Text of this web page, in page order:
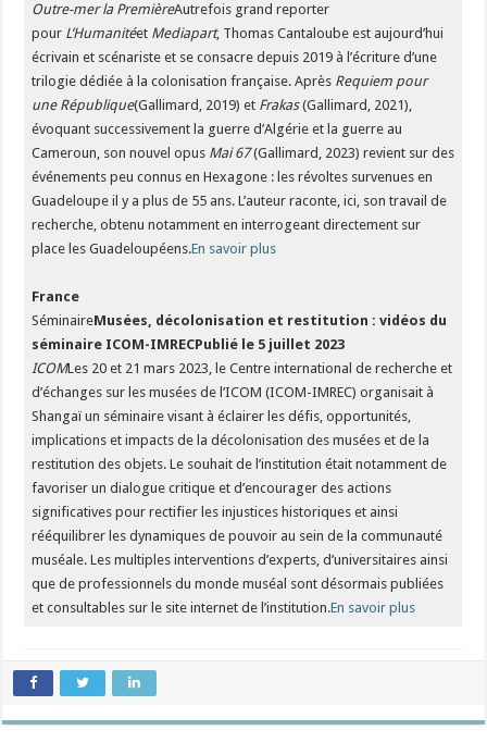
Outre-mer la PremièreAutrefois grand reporter
pour L’Humanitéet Mediapart, Thomas Cantaloube est aujourd’hui
écrivain et scénariste et se consacre depuis 2019 à l’écriture d’une
trilogie dédiée à la colonisation française. Après Requiem pour
une République(Gallimard, 2019) et Frakas(Gallimard, 2021),
évoquant successivement la guerre d’Algérie et la guerre au
Cameroun, son nouvel opus Mai 67(Gallimard, 2023) revient sur des
événements peu connus en Hexagone : les révoltes survenues en
Guadeloupe il y a plus de 55 ans. L’auteur raconte, ici, son travail de
recherche, obtenu notamment en interrogeant directement sur
place les Guadeloupéens.En savoir plus
France
SéminaireMusées, décolonisation et restitution : vidéos du
séminaire ICOM-IMRECPublié le 5 juillet 2023
ICOMLes 20 et 21 mars 2023, le Centre international de recherche et
d’échanges sur les musées de l’ICOM (ICOM-IMREC) organisait à
Shangaï un séminaire visant à éclairer les défis, opportunités,
implications et impacts de la décolonisation des musées et de la
restitution des objets. Le souhait de l’institution était notamment de
favoriser un dialogue critique et d’encourager des actions
significatives pour rectifier les injustices historiques et ainsi
rééquilibrer les dynamiques de pouvoir au sein de la communauté
muséale. Les multiples interventions d’experts, d’universitaires ainsi
que de professionnels du monde muséal sont désormais publiées
et consultables sur le site internet de l’institution.En savoir plus